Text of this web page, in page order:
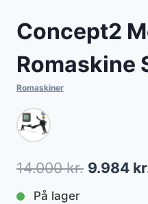
Concept2
Romaskine
Romaskiner
14.000kr. Den
9.984
På lager